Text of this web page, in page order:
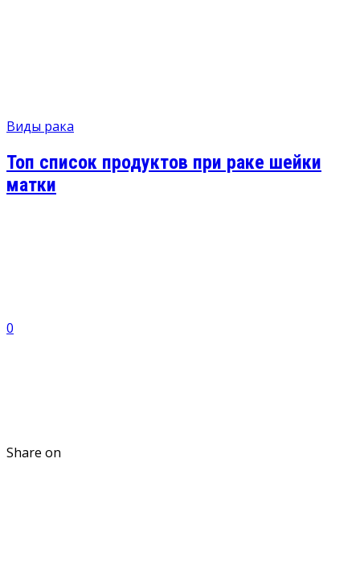
Виды рака
Топ список продуктов при раке шейки
матки
0
Share on